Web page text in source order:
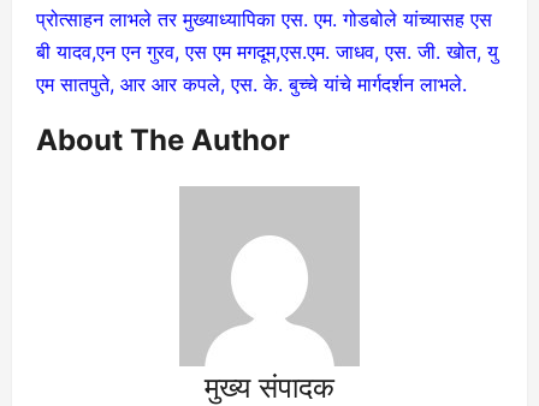
प्रोत्साहन लाभले तर मुख्याध्यापिका एस. एम. गोडबोले यांच्यासह एस
बी यादव,एन एन गुरव, एस एम मगदूम,एस.एम. जाधव, एस. जी. खोत, यु
एम सातपुते, आर आर कपले, एस. के. बुच्चे यांचे मार्गदर्शन लाभले.
About The Author
मुख्य संपादक